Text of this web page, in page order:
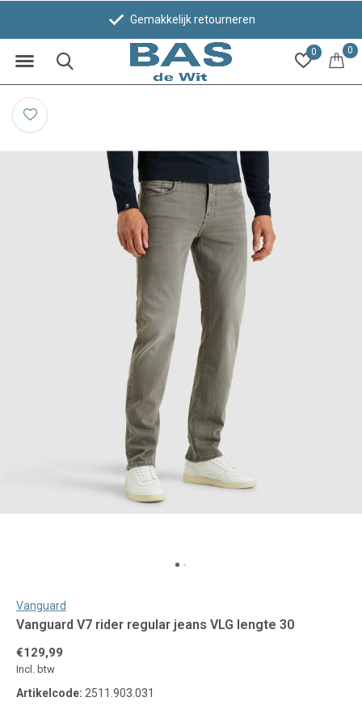
0 0
Gemakkelijk retourneren
Vanguard
Vanguard V7 rider regular jeans VLG lengte 30
€129,99
Incl. btw
Artikelcode: 2511.903.031